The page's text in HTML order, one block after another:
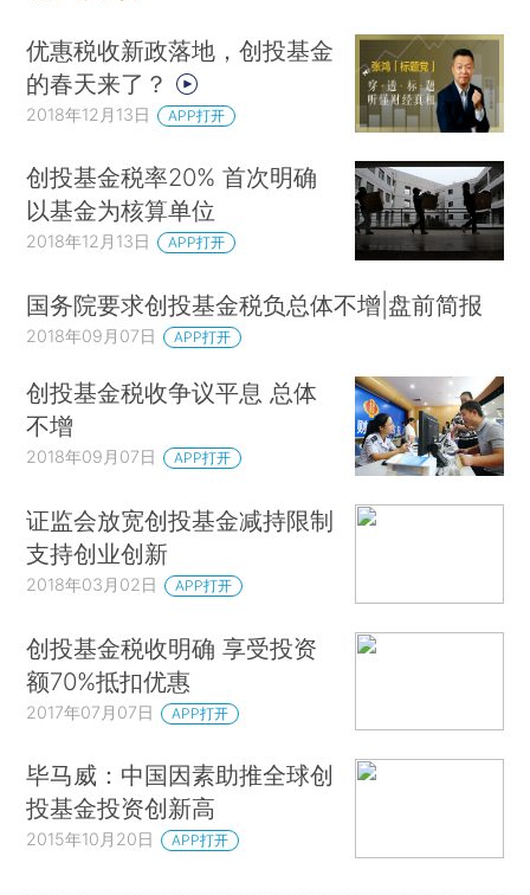
优惠税收新政落地，创投基金
的春天来了？
2018年12月13日 APP打开
创投基金税率20% 首次明确
以基金为核算单位
2018年12月13日 APP打开
国务院要求创投基金税负总体不增|盘前简报
2018年09月07日 APP打开
创投基金税收争议平息 总体
不增
2018年09月07日 APP打开
证监会放宽创投基金减持限制
支持创业创新
2018年03月02日 APP打开
创投基金税收明确 享受投资
额70%抵扣优惠
2017年07月07日 APP打开
毕马威：中国因素助推全球创
投基金投资创新高
2015年10月20日 APP打开